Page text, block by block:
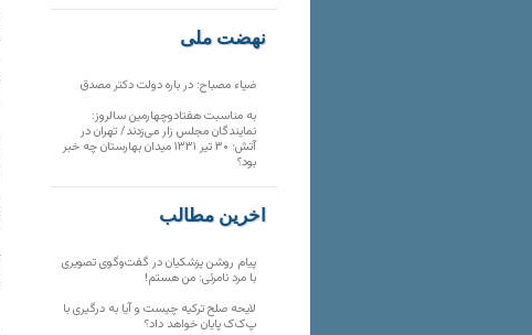
نهضت ملی
ضیاء مصباح: در باره دولت دکتر مصدق
به مناسبت هفتادوچهارمین سالروز:
نمایندگان مجلس زار می‌زدند/ تهران در
آتش؛ ۳۰ تیر ۱۳۳۱ میدان بهارستان چه خبر
بود؟
آخرین مطالب
پیام روشن پزشکیان در گفت‌و‌گوی تصویری
با مرد نامرئی: من هستم!
لایحه صلح ترکیه چیست و آیا به درگیری با
پ‌ک‌ک پایان خواهد داد؟